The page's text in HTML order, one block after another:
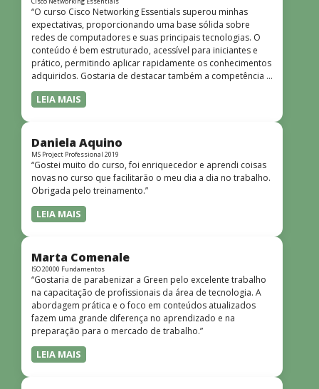
“O curso Cisco Networking Essentials superou minhas
expectativas, proporcionando uma base sólida sobre
redes de computadores e suas principais tecnologias. O
conteúdo é bem estruturado, acessível para iniciantes e
prático, permitindo aplicar rapidamente os conhecimentos
adquiridos. Gostaria de destacar também a competência e
o conhecimento técnico do instrutor Peterson, que
demonstrou total domínio do assunto e soube explicar
dinâmicas e envolventes. Recomendo o curso para todos
que desejam iniciar ou aprofundar seus conhecimentos em
redes!”
LEIA MAIS
Daniela Aquino
MS Project Professional 2019
“Gostei muito do curso, foi enriquecedor e aprendi coisas
novas no curso que facilitarão o meu dia a dia no trabalho.
Obrigada pelo treinamento.”
LEIA MAIS
Marta Comenale
ISO 20000 Fundamentos
“Gostaria de parabenizar a Green pelo excelente trabalho
na capacitação de profissionais da área de tecnologia. A
abordagem prática e o foco em conteúdos atualizados
fazem uma grande diferença no aprendizado e na
preparação para o mercado de trabalho.”
LEIA MAIS